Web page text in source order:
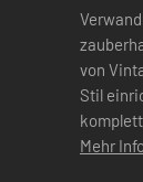
von
Stil einrichten. KEY FEATURES Komfortabel kochen -
Details
Mehr